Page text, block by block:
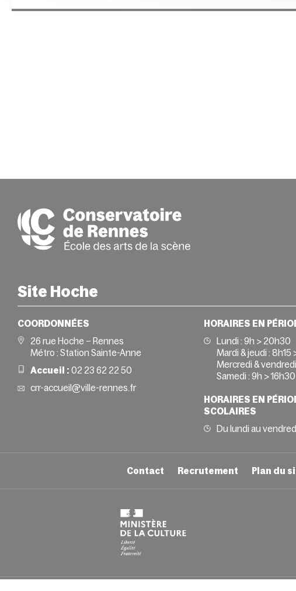
Site Hoche
COORDONNÉES
26 rue Hoche – Rennes
Métro : Station Sainte-Anne
Accueil : 02 23 62 22 50
crr-accueil@ville-rennes.fr
HORAIRES EN
Lundi : 9h > 20h30
Mardi & jeudi : 8h15
Mercredi &
Samedi : 9h > 16h30
HORAIRES EN
SCOLAIRES
Du lundi au
Contact Recrutement Plan du